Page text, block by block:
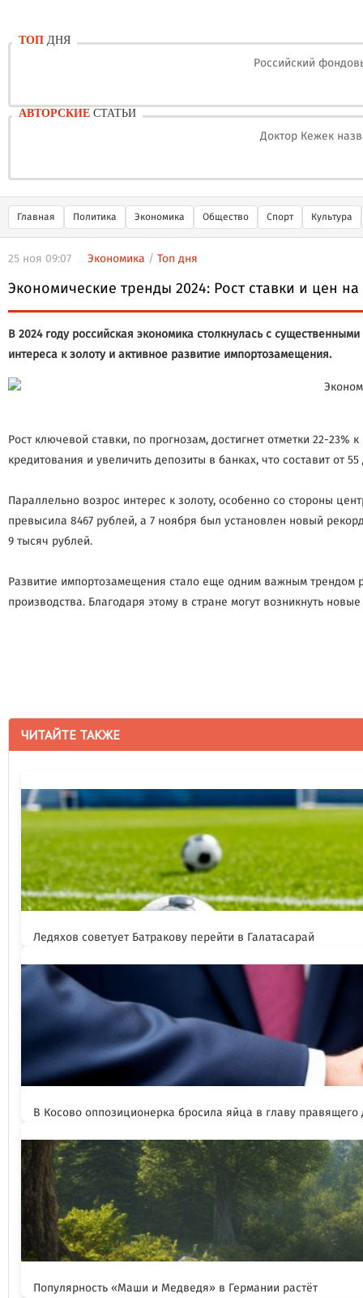
ТОП ДНЯ
Российский
АВТОРСКИЕ СТАТЬИ
Доктор Кежек
Главная Политика Экономика Общество Спорт Культура
ЧИТАЙТЕ ТАКЖЕ
Ледяхов советует Батракову перейти в Галатасарай
В Косово оппозиционерка бросила яйца в главу
Популярность «Маши и Медведя» в Германии растёт
25 ноя 09:07 Экономика / Топ дня
Экономические тренды 2024: Рост ставки и цен
В 2024 году российская экономика столкнулась с
интереса к золоту и активное развитие импортозамещения.
Рост ключевой ставки, по прогнозам, достигнет отметки 22-
кредитования и увеличить депозиты в банках, что составит от
Параллельно возрос интерес к золоту, особенно со стороны
превысила 8467 рублей, а 7 ноября был установлен новый
9 тысяч рублей.
Развитие импортозамещения стало еще одним важным трендом
производства. Благодаря этому в стране могут возникнуть